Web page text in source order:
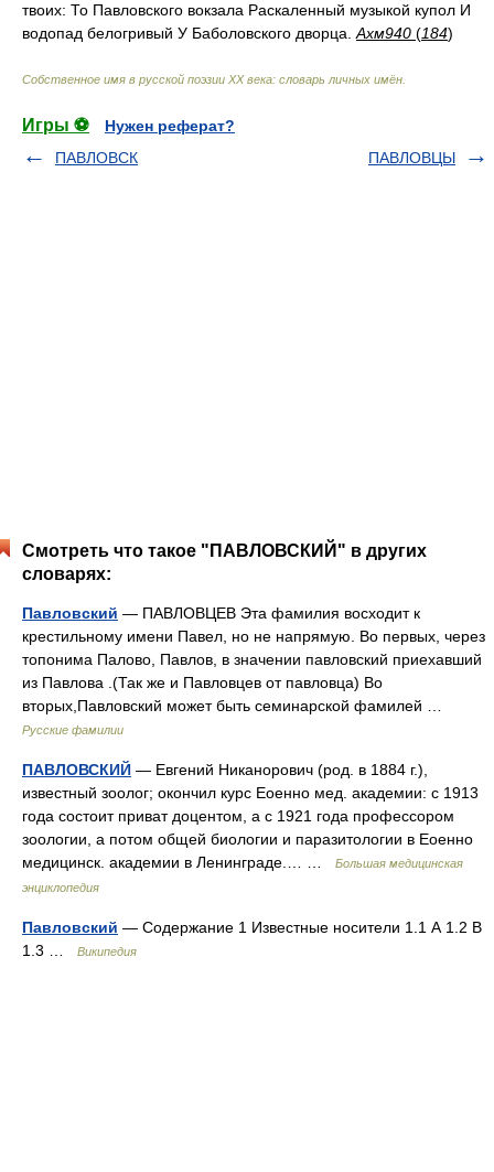
твоих: То Павловского вокзала Раскаленный музыкой купол И
водопад белогривый У Баболовского дворца. Ахм940 (184)
Собственное имя в русской поэзии XX века: словарь личных имён
Игры ⚽
Нужен реферат?
ПАВЛОВСК
ПАВЛОВЦЫ
Смотреть что такое "ПАВЛОВСКИЙ" в других
словарях:
Павловский — ПАВЛОВЦЕВ Эта фамилия восходит к
крестильному имени Павел, но не напрямую. Во первых, через
топонима Палово, Павлов, в значении павловский приехавший
из Павлова .(Так же и Павловцев от павловца) Во
вторых,Павловский может быть семинарской фамилей …
Русские фамилии
ПАВЛОВСКИЙ — Евгений Никанорович (род. в 1884 г.),
известный зоолог; окончил курс Еоенно мед. академии: с 1913
года состоит приват доцентом, а с 1921 года профессором
зоологии, а потом общей биологии и паразитологии в Еоенно
медицинск. академии в Ленинграде.… …
Большая медицинская
энциклопедия
Павловский — Содержание 1 Известные носители 1.1 А 1.2 В
1.3 …
Википедия